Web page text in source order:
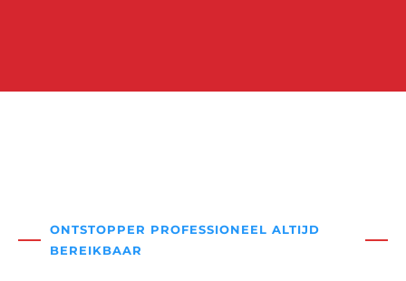
ONTSTOPPER PROFESSIONEEL ALTIJD
BEREIKBAAR